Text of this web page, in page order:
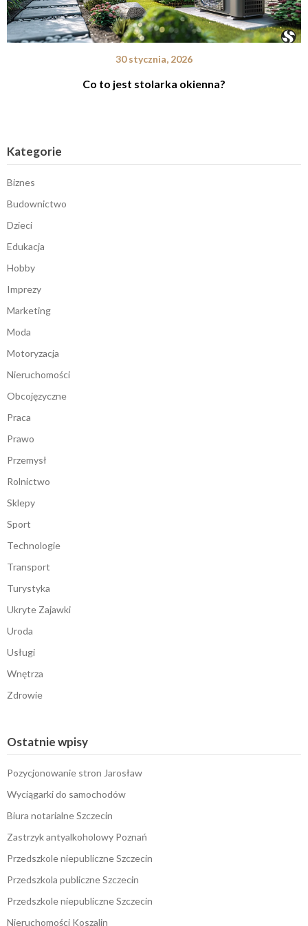
30 stycznia, 2026
Co to jest stolarka okienna?
Kategorie
Biznes
Budownictwo
Dzieci
Edukacja
Hobby
Imprezy
Marketing
Moda
Motoryzacja
Nieruchomości
Obcojęzyczne
Praca
Prawo
Przemysł
Rolnictwo
Sklepy
Sport
Technologie
Transport
Turystyka
Ukryte Zajawki
Uroda
Usługi
Wnętrza
Zdrowie
Ostatnie wpisy
Pozycjonowanie stron Jarosław
Wyciągarki do samochodów
Biura notarialne Szczecin
Zastrzyk antyalkoholowy Poznań
Przedszkole niepubliczne Szczecin
Przedszkola publiczne Szczecin
Przedszkole niepubliczne Szczecin
Nieruchomości Koszalin